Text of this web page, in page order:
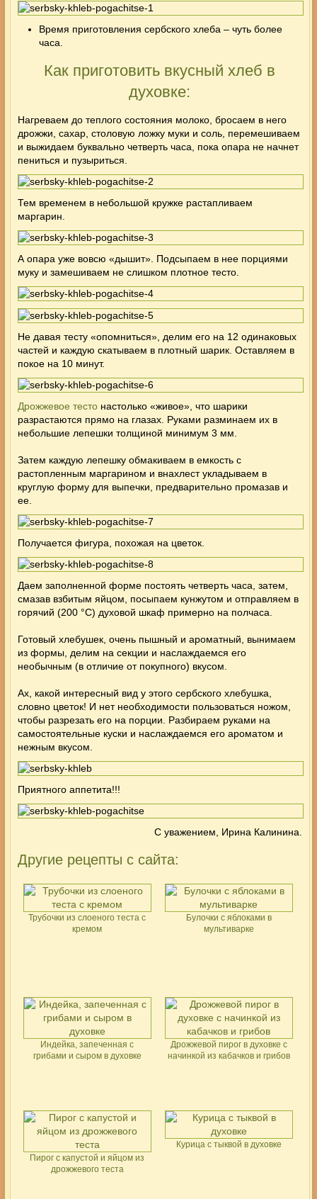
Время приготовления сербского хлеба – чуть более
часа.
Как приготовить вкусный хлеб в
духовке:
Нагреваем до теплого состояния молоко, бросаем в него
дрожжи, сахар, столовую ложку муки и соль, перемешиваем
и выжидаем буквально четверть часа, пока опара не начнет
пениться и пузыриться.
Тем временем в небольшой кружке растапливаем
маргарин.
А опара уже вовсю «дышит». Подсыпаем в нее порциями
муку и замешиваем не слишком плотное тесто.
Не давая тесту «опомниться», делим его на 12 одинаковых
частей и каждую скатываем в плотный шарик. Оставляем в
покое на 10 минут.
Дрожжевое тестонастолько «живое», что шарики
разрастаются прямо на глазах. Руками разминаем их в
небольшие лепешки толщиной минимум 3 мм.
Затем каждую лепешку обмакиваем в емкость с
растопленным маргарином и внахлест укладываем в
круглую форму для выпечки, предварительно промазав и
ее.
Получается фигура, похожая на цветок.
Даем заполненной форме постоять четверть часа, затем,
смазав взбитым яйцом, посыпаем кунжутом и отправляем в
горячий (200 °C) духовой шкаф примерно на полчаса.
Готовый хлебушек, очень пышный и ароматный, вынимаем
из формы, делим на секции и наслаждаемся его
необычным (в отличие от покупного) вкусом.
Ах, какой интересный вид у этого сербского хлебушка,
словно цветок! И нет необходимости пользоваться ножом,
чтобы разрезать его на порции. Разбираем руками на
самостоятельные куски и наслаждаемся его ароматом и
нежным вкусом.
Приятного аппетита!!!
С уважением, Ирина Калинина.
Другие рецепты с сайта:
Трубочки из слоеного теста с
кремом
Булочки с яблоками в
мультиварке
Индейка, запеченная с
грибами и сыром в духовке
Дрожжевой пирог в духовке с
начинкой из кабачков и грибов
Пирог с капустой и яйцом из
дрожжевого теста
Курица с тыквой в духовке